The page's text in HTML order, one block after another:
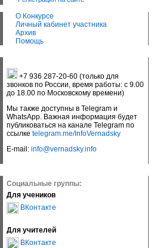
О Конкурсе
Личный кабинет участника
Архив
Помощь
+7 936 287-20-60 (только для
звонков по России, время работы: с 9.00
до 18.00 по Московскому времени)
Мы также доступны в Telegram и
WhatsApp. Важная информация будет
публиковаться на канале Telegram по
ссылке telegram.me/InfoVernadsky
E-mail: info@vernadsky.info
Социальные группы:
Для учеников
ВКонтакте
Для учителей
ВКонтакте